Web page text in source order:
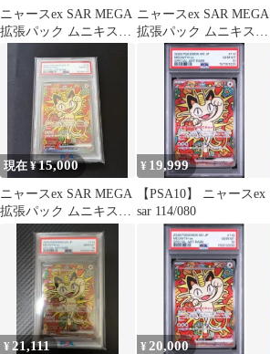
ニャースex SAR MEGA
拡張パック ムニキスゼ
ニャースex SAR MEGA
拡張パック ムニキスゼ
ロ キラ 114/080
現在 ¥15,000
ニャースex SAR MEGA
拡張パック ムニキスゼ
ロ キラ 114/080
¥ 19,999
【PSA10】 ニャースex
sar 114/080
¥ 21,111 ¥ 20,000